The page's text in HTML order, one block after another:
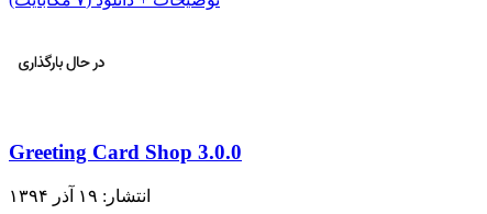
Greeting Card Shop 3.0.0
انتشار: ۱۹ آذر ۱۳۹۴